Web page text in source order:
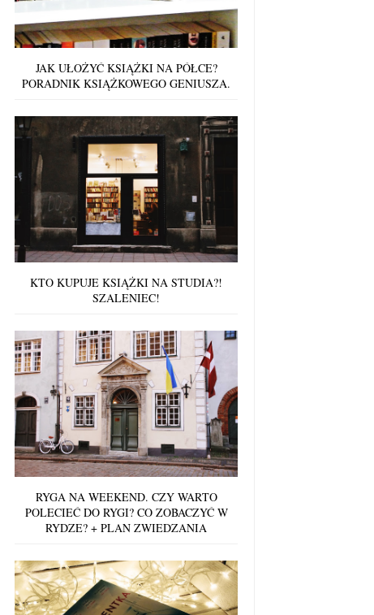
JAK UŁOŻYĆ KSIĄŻKI NA PÓŁCE?
PORADNIK KSIĄŻKOWEGO GENIUSZA.
KTO KUPUJE KSIĄŻKI NA STUDIA?!
SZALENIEC!
RYGA NA WEEKEND. CZY WARTO
POLECIEĆ DO RYGI? CO ZOBACZYĆ W
RYDZE? + PLAN ZWIEDZANIA